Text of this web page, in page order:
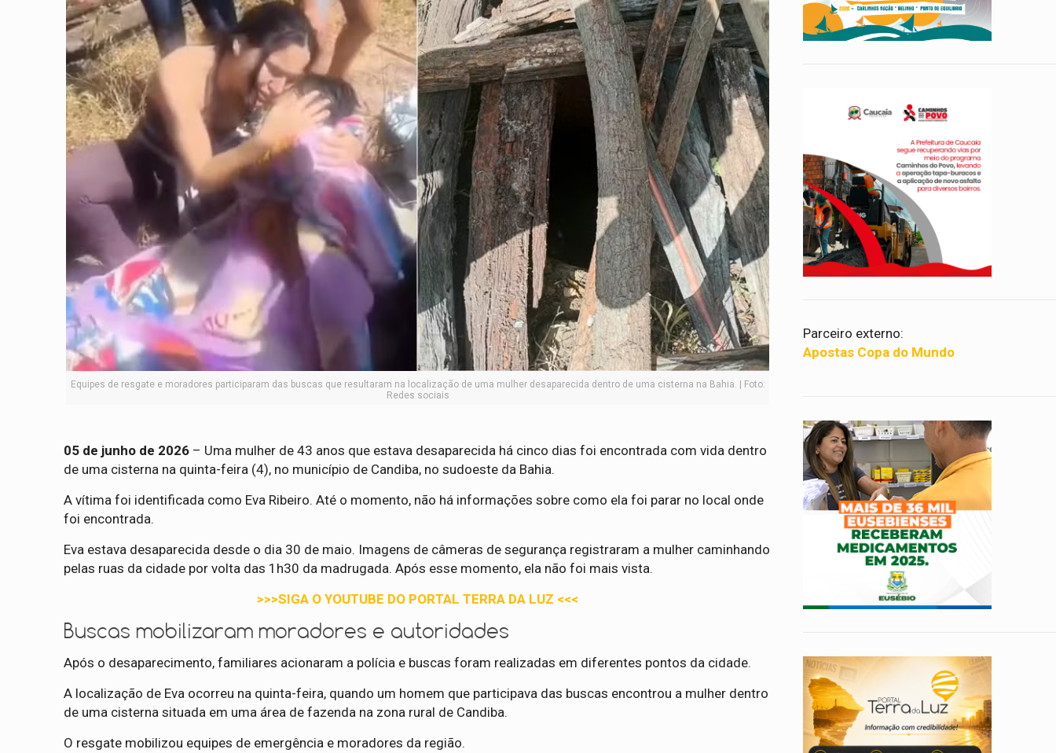
Equipes de resgate e moradores participaram das buscas que resultaram na localização de uma mulher desaparecida dentro de uma cisterna na Bahia. | Foto:
Redes sociais
05 de junho de 2026 – Uma mulher de 43 anos que estava desaparecida há cinco dias foi encontrada com vida dentro
de uma cisterna na quinta-feira (4), no município de Candiba, no sudoeste da Bahia.
A vítima foi identificada como Eva Ribeiro. Até o momento, não há informações sobre como ela foi parar no local onde
foi encontrada.
Eva estava desaparecida desde o dia 30 de maio. Imagens de câmeras de segurança registraram a mulher caminhando
pelas ruas da cidade por volta das 1h30 da madrugada. Após esse momento, ela não foi mais vista.
>>>SIGA O YOUTUBE DO PORTAL TERRA DA LUZ <<<
Buscas mobilizaram moradores e autoridades
Após o desaparecimento, familiares acionaram a polícia e buscas foram realizadas em diferentes pontos da cidade.
A localização de Eva ocorreu na quinta-feira, quando um homem que participava das buscas encontrou a mulher dentro
de uma cisterna situada em uma área de fazenda na zona rural de Candiba.
O resgate mobilizou equipes de emergência e moradores da região.
Parceiro externo:
Apostas Copa do Mundo